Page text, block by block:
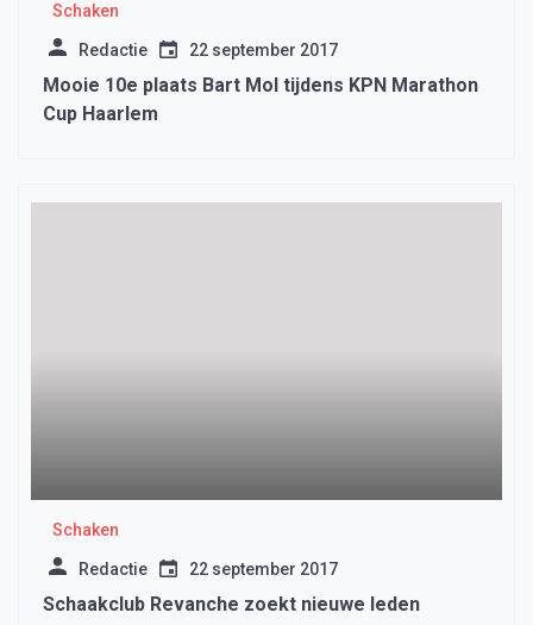
Schaken
Redactie 22 september 2017
Mooie 10e plaats Bart Mol tijdens KPN Marathon
Cup Haarlem
Schaken
Redactie 22 september 2017
Schaakclub Revanche zoekt nieuwe leden